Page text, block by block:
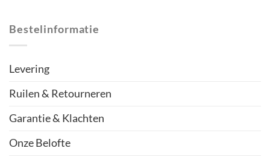
Bestelinformatie
Levering
Ruilen & Retourneren
Garantie & Klachten
Onze Belofte